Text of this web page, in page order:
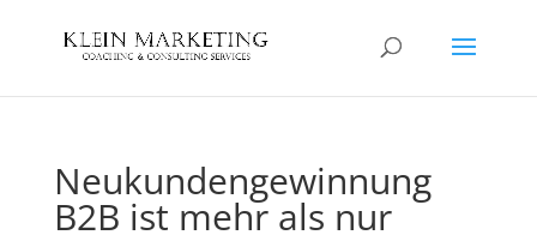
Neukundengewinnung
B2B ist mehr als nur